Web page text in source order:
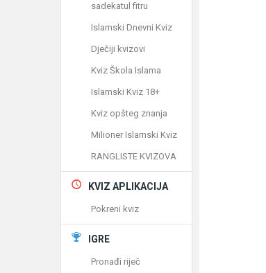
sadekatul fitru
Islamski Dnevni Kviz
Dječiji kvizovi
Kviz Škola Islama
Islamski Kviz 18+
Kviz opšteg znanja
Milioner Islamski Kviz
RANGLISTE KVIZOVA
KVIZ APLIKACIJA
Pokreni kviz
IGRE
Pronađi riječ